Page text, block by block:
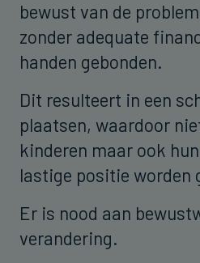
bewust van de
zonder adequate
handen gebonden.
Dit resulteert in een
plaatsen, waardoor
kinderen maar ook
lastige positie worden
Er is nood aan
verandering.